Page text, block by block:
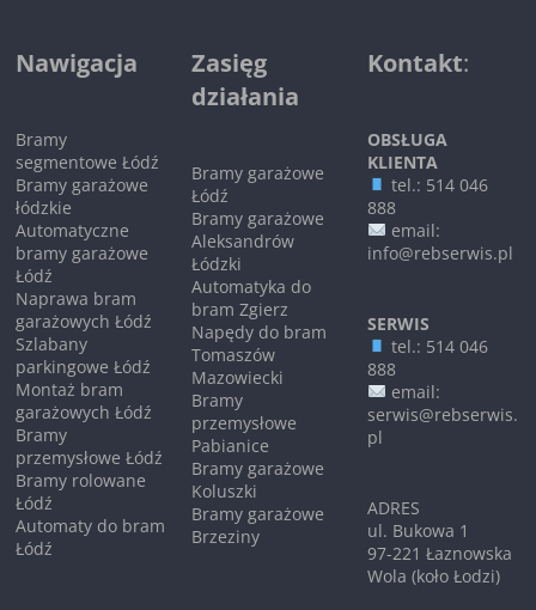
Nawigacja
Bramy
segmentowe Łódź
Bramy garażowe
łódzkie
Automatyczne
bramy garażowe
Łódź
Naprawa bram
garażowych Łódź
Szlabany
parkingowe Łódź
Montaż bram
garażowych Łódź
Bramy
przemysłowe Łódź
Bramy rolowane
Łódź
Automaty do bram
Łódź
Zasięg
działania
Bramy garażowe
Łódź
Bramy garażowe
Aleksandrów
Łódzki
Automatyka do
bram Zgierz
Napędy do bram
Tomaszów
Mazowiecki
Bramy
przemysłowe
Pabianice
Bramy garażowe
Koluszki
Bramy garażowe
Brzeziny
Kontakt:
OBSŁUGA
KLIENTA
tel.: 514 046
888
email:
info@rebserwis.pl
SERWIS
tel.: 514 046
888
email:
serwis@rebserwis.
pl
ADRES
ul. Bukowa 1
97-221 Łaznowska
Wola (koło Łodzi)